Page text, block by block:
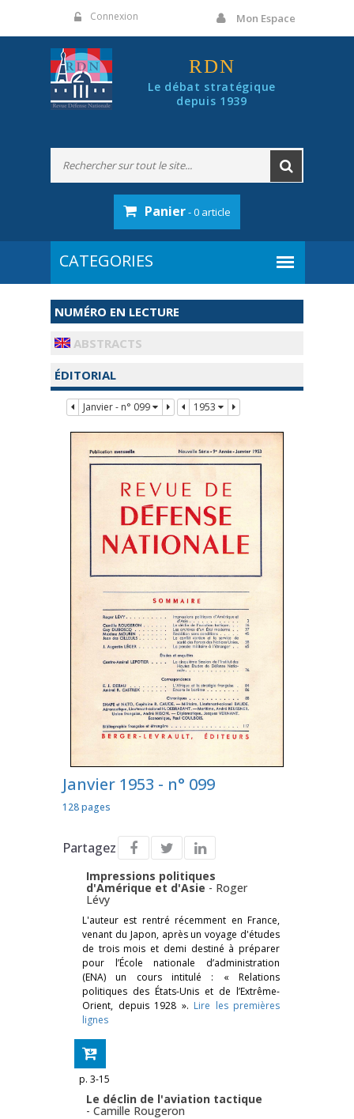
Connexion Mon Espace
RDN
Le débat stratégique
depuis 1939
Panier- 0 article
NUMÉRO EN LECTURE
ABSTRACTS
ÉDITORIAL
Janvier - n° 099 1953
Janvier 1953 - n° 099
128 pages
Partagez
Impressions politiques
d'Amérique et d'Asie - Roger
Lévy
L'auteur est rentré récemment en France,
venant du Japon, après un voyage d'études
de trois mois et demi destiné à préparer
pour l’École nationale d’administration
(ENA) un cours intitulé : « Relations
politiques des États-Unis et de l’Extrême-
Orient, depuis 1928 ». Lire les premières
lignes
p. 3-15
Le déclin de l'aviation tactique
- Camille Rougeron